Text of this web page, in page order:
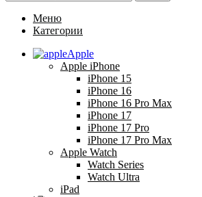
Меню
Категории
Apple
Apple iPhone
iPhone 15
iPhone 16
iPhone 16 Pro Max
iPhone 17
iPhone 17 Pro
iPhone 17 Pro Max
Apple Watch
Watch Series
Watch Ultra
iPad